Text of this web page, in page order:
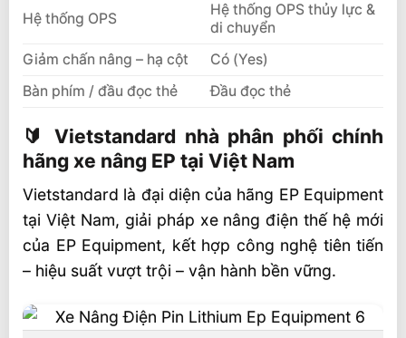
Hệ thống OPS
Hệ thống OPS thủy lực &
di chuyển
Giảm chấn nâng – hạ cột
Có (Yes)
Bàn phím / đầu đọc thẻ
Đầu đọc thẻ
🔰 Vietstandard nhà phân phối chính
hãng xe nâng EP tại Việt Nam
Vietstandard là đại diện của hãng EP Equipment
tại Việt Nam, giải pháp xe nâng điện thế hệ mới
của EP Equipment, kết hợp công nghệ tiên tiến
– hiệu suất vượt trội – vận hành bền vững.